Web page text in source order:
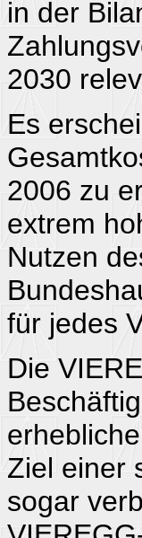
in der
2030
Es
2006 zu
extrem
Nutzen
für jedes
Die
Ziel einer
sogar